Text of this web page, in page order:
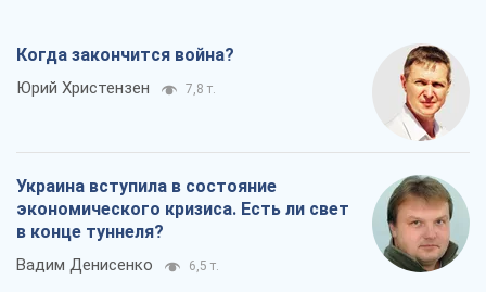
Когда закончится война?
Юрий Христензен 7,8 т.
Украина вступила в состояние
экономического кризиса. Есть ли свет
в конце туннеля?
Вадим Денисенко 6,5 т.